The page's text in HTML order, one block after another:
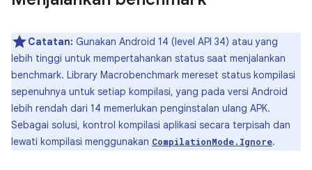
Catatan: Gunakan Android 14 (level API 34) atau yang
lebih tinggi untuk mempertahankan status saat menjalankan
benchmark. Library Macrobenchmark mereset status kompilasi
sepenuhnya untuk setiap kompilasi, yang pada versi Android
lebih rendah dari 14 memerlukan penginstalan ulang APK.
Sebagai solusi, kontrol kompilasi aplikasi secara terpisah dan
lewati kompilasi menggunakan CompilationMode.Ignore.